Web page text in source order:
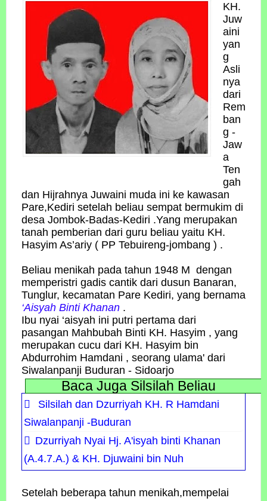
KH.
Juw
aini
yan
g
Asli
nya
dari
Rem
ban
g -
Jaw
a
Ten
gah
dan Hijrahnya Juwaini muda ini ke kawasan
Pare,Kediri setelah beliau sempat bermukim di
desa Jombok-Badas-Kediri .Yang merupakan
tanah pemberian dari guru beliau yaitu KH.
Hasyim As’ariy ( PP Tebuireng-jombang ) .
Beliau menikah pada tahun 1948 M dengan
memperistri gadis cantik dari dusun Banaran,
Tunglur, kecamatan Pare Kediri, yang bernama
‘Aisyah Binti Khanan .
Ibu nyai ‘aisyah ini putri pertama dari
pasangan Mahbubah Binti KH. Hasyim , yang
merupakan cucu dari KH. Hasyim bin
Abdurrohim Hamdani , seorang ulama' dari
Siwalanpanji Buduran - Sidoarjo
Baca Juga Silsilah Beliau
Silsilah dan Dzurriyah KH. R Hamdani
Siwalanpanji -Buduran
Dzurriyah Nyai Hj. A'isyah binti Khanan
(A.4.7.A.) & KH. Djuwaini bin Nuh
Setelah beberapa tahun menikah,mempelai